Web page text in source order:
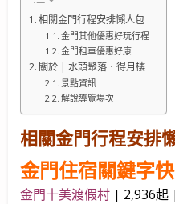
相關金門行程安排懶人包
金門其他優惠好玩行程
金門租車優惠好康
關於 | 水頭聚落．得月樓
景點資訊
解說導覽場次
相關金門行程安排
金門住宿關鍵字
金門十美渡假村 | 2,936起 |